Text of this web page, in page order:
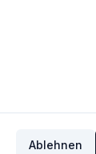
Ablehnen